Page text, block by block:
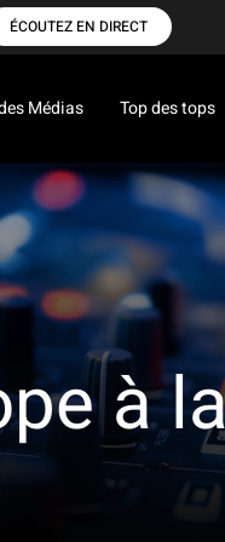
ÉCOUTEZ EN DIRECT
Médias Top des tops
à